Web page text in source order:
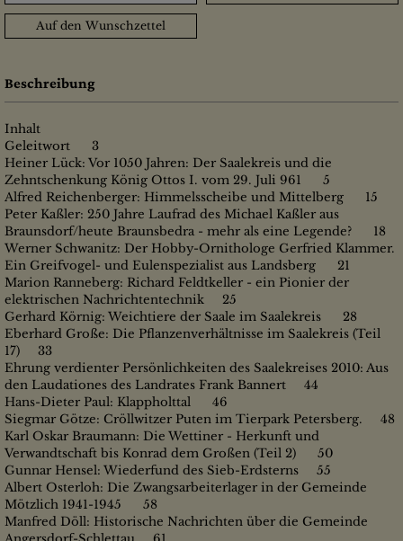
Auf den Wunschzettel
Beschreibung
Inhalt
Geleitwort 3
Heiner Lück: Vor 1050 Jahren: Der Saalekreis und die
Zehntschenkung König Ottos I. vom 29. Juli 961 5
Alfred Reichenberger: Himmelsscheibe und Mittelberg 15
Peter Kaßler: 250 Jahre Laufrad des Michael Kaßler aus
Braunsdorf/heute Braunsbedra - mehr als eine Legende? 18
Werner Schwanitz: Der Hobby-Ornithologe Gerfried Klammer.
Ein Greifvogel- und Eulenspezialist aus Landsberg 21
Marion Ranneberg: Richard Feldtkeller - ein Pionier der
elektrischen Nachrichtentechnik 25
Gerhard Körnig: Weichtiere der Saale im Saalekreis 28
Eberhard Große: Die Pflanzenverhältnisse im Saalekreis (Teil
17) 33
Ehrung verdienter Persönlichkeiten des Saalekreises 2010: Aus
den Laudationes des Landrates Frank Bannert 44
Hans-Dieter Paul: Klappholttal 46
Siegmar Götze: Cröllwitzer Puten im Tierpark Petersberg. 48
Karl Oskar Braumann: Die Wettiner - Herkunft und
Verwandtschaft bis Konrad dem Großen (Teil 2) 50
Gunnar Hensel: Wiederfund des Sieb-Erdsterns 55
Albert Osterloh: Die Zwangsarbeiterlager in der Gemeinde
Mötzlich 1941-1945 58
Manfred Döll: Historische Nachrichten über die Gemeinde